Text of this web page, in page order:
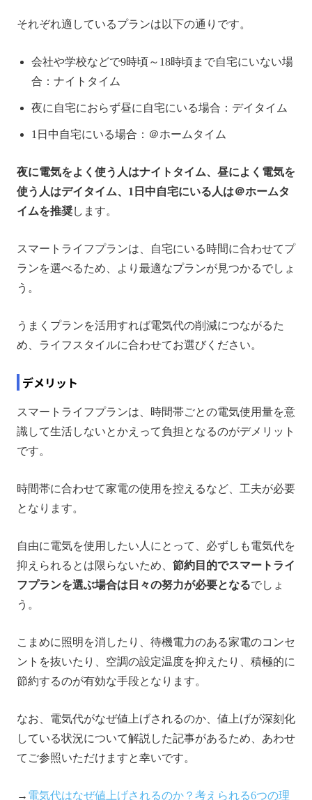
それぞれ適しているプランは以下の通りです。
会社や学校などで9時頃～18時頃まで自宅にいない場
合：ナイトタイム
夜に自宅におらず昼に自宅にいる場合：デイタイム
1日中自宅にいる場合：＠ホームタイム
夜に電気をよく使う人はナイトタイム、昼によく電気を
使う人はデイタイム、1日中自宅にいる人は＠ホームタ
イムを推奨します。
スマートライフプランは、自宅にいる時間に合わせてプ
ランを選べるため、より最適なプランが見つかるでしょ
う。
うまくプランを活用すれば電気代の削減につながるた
め、ライフスタイルに合わせてお選びください。
デメリット
スマートライフプランは、時間帯ごとの電気使用量を意
識して生活しないとかえって負担となるのがデメリット
です。
時間帯に合わせて家電の使用を控えるなど、工夫が必要
となります。
自由に電気を使用したい人にとって、必ずしも電気代を
抑えられるとは限らないため、 節約目的でスマートライ
フプランを選ぶ場合は日々の努力が必要となるでしょ
う。
こまめに照明を消したり、待機電力のある家電のコンセ
ントを抜いたり、空調の設定温度を抑えたり、積極的に
節約するのが有効な手段となります。
なお、電気代がなぜ値上げされるのか、値上げが深刻化
している状況について解説した記事があるため、あわせ
てご参照いただけますと幸いです。
→ 電気代はなぜ値上げされるのか？考えられる6つの理